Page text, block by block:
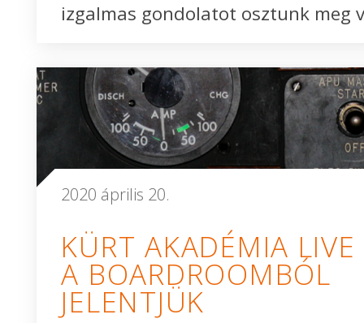
izgalmas gondolatot osztunk meg
2020 április 20.
KÜRT AKADÉMIA
A BOARDROOMBÓL
JELENTJÜK